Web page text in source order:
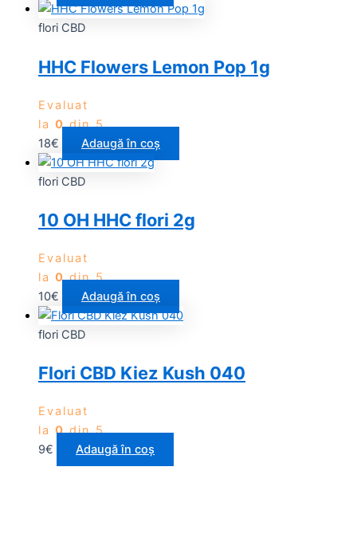
flori CBD
HHC Flowers Lemon Pop 1g
Evaluat
la 0din 5
18€ Adaugă în coș
flori CBD
10 OH HHC flori 2g
Evaluat
la 0din 5
10€ Adaugă în coș
flori CBD
Flori CBD Kiez Kush 040
Evaluat
la 0din 5
9€ Adaugă în coș